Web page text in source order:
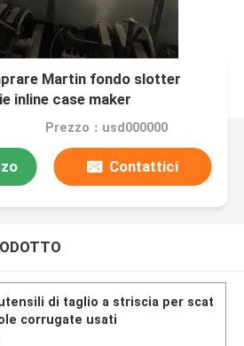
Martin fondo slotter
inline case maker
Prezzo：usd000000
Contattici
di taglio a striscia per scat
corrugate usati